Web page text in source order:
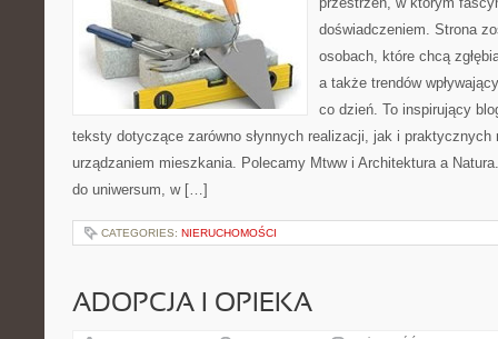
doświadczeniem. Strona
osobach, które chcą
a także trendów
co dzień. To inspirujący
teksty dotyczące zarówno słynnych realizacji, jak i praktycznych
urządzaniem mieszkania. Polecamy Mtww i Architektura a
do uniwersum, w […]
CATEGORIES: NIERUCHOMOŚCI
ADOPCJA I OPIEKA